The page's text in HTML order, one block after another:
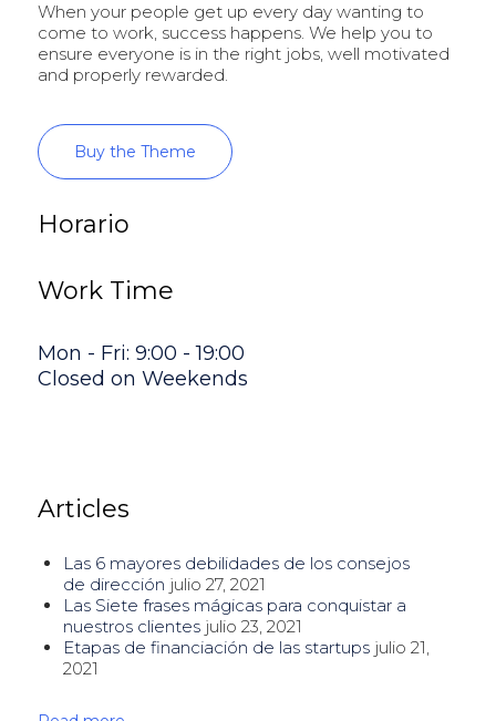
When your people get up every day wanting to
come to work, success happens. We help you to
ensure everyone is in the right jobs, well motivated
and properly rewarded.
Buy the Theme
Horario
Work Time
Mon - Fri: 9:00 - 19:00
Closed on Weekends
Articles
Las 6 mayores debilidades de los consejos
de dirección julio 27, 2021
Las Siete frases mágicas para conquistar a
nuestros clientes julio 23, 2021
Etapas de financiación de las startups julio 21,
2021